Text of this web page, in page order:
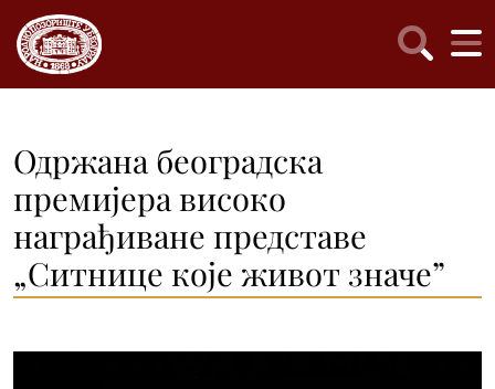
Одржана београдска
премијера високо
награђиване представе
„Ситнице које живот значе”